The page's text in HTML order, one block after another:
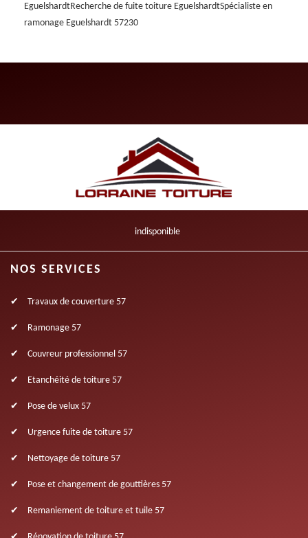
EguelshardtRecherche de fuite toiture EguelshardtSpécialiste en
ramonage Eguelshardt 57230
indisponible
NOS SERVICES
Travaux de couverture 57
Ramonage 57
Couvreur professionnel 57
Etanchéité de toiture 57
Pose de velux 57
Urgence fuite de toiture 57
Nettoyage de toiture 57
Pose et changement de gouttières 57
Remaniement de toiture et tuile 57